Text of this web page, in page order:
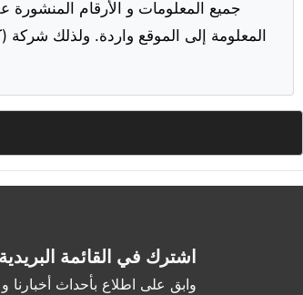
جميع المعلومات و الأرقام
المعلومة إلى الموقع واردة. ولذلك شركة
اشترك في القائمة البريدية
وابق على اطلاع بأحداث أخبارنا